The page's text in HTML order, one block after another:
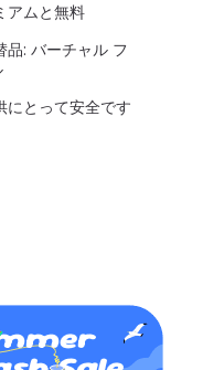
アムと無料
: バーチャル フ
とって安全です